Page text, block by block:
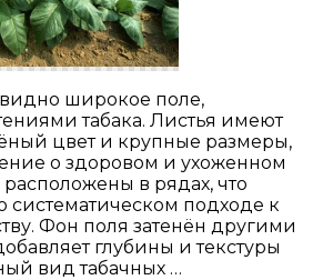
широкое поле,
табака. Листья имеют
цвет и крупные размеры,
о здоровом и ухоженном
в рядах, что
систематическом подходе к
Фон поля затенён другими
глубины и текстуры
вид табачных …